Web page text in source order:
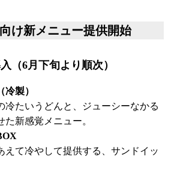
け新メニュー提供開始
（6月下旬より順次）
製）
たいうどんと、ジューシーなかる
た新感覚メニュー。
て冷やして提供する、サンドイッ